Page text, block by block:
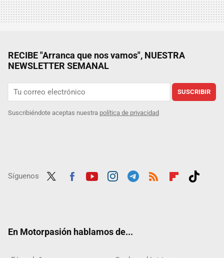
RECIBE "Arranca que nos vamos", NUESTRA
NEWSLETTER SEMANAL
SUSCRIBIR
Suscribiéndote aceptas nuestra política de privacidad
Síguenos
En Motorpasión hablamos de...